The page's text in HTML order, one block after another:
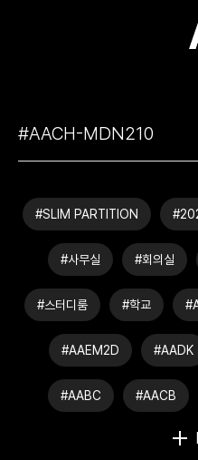
#SLIM PARTITION
#사무실 #회의실
#스터디룸 #학교
#AAEM2D #AADK
#AABC #AACB